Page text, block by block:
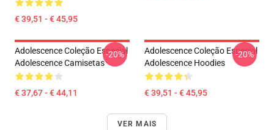
€ 39,51 - € 45,95
Adolescence Coleção Especial
Adolescence Camisetas
€ 37,67 - € 44,11
-20%
Adolescence Coleção Especial
Adolescence Hoodies
€ 39,51 - € 45,95
-20%
VER MAIS